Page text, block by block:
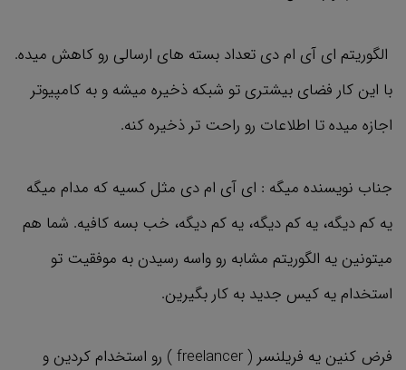
الگوریتم ای آی ام دی تعداد بسته های ارسالی رو کاهش میده.
با این کار فضای بیشتری تو شبکه ذخیره میشه و به کامپیوتر
اجازه میده تا اطلاعات رو راحت تر ذخیره کنه.
جناب نویسنده میگه : ای آی ام دی مثل کسیه که مدام میگه
یه کم دیگه، یه کم دیگه، یه کم دیگه، خب بسه کافیه. شما هم
میتونین یه الگوریتم مشابه رو واسه رسیدن به موفقیت تو
استخدام یه کیس جدید به کار بگیرین.
فرض کنین یه فریلنسر ( freelancer ) رو استخدام کردین و